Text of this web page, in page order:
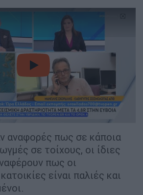
video
αναφορές πως σε κάποια
σε τοίχους, οι ίδιες
πως οι
είναι παλιές και